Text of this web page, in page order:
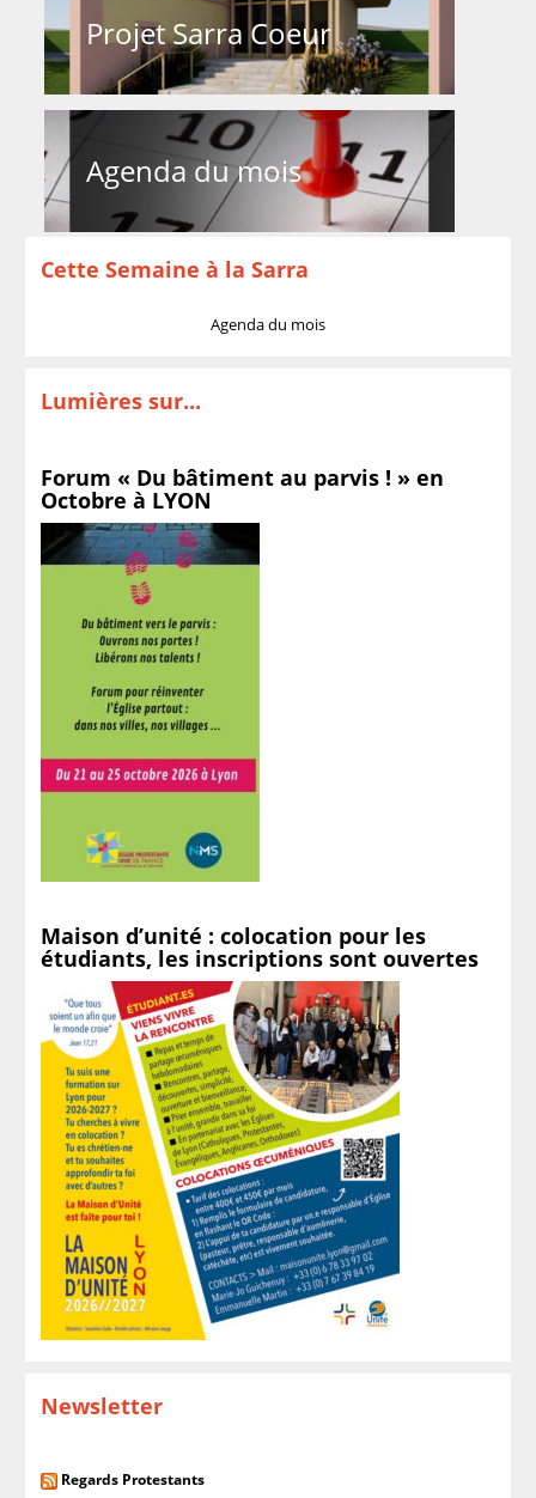
Projet Sarra Coeur
Agenda du mois
Cette Semaine à la Sarra
Agenda du mois
Lumières sur...
Forum « Du bâtiment au parvis ! » en
Octobre à LYON
Maison d’unité : colocation pour les
étudiants, les inscriptions sont ouvertes
Newsletter
Regards Protestants